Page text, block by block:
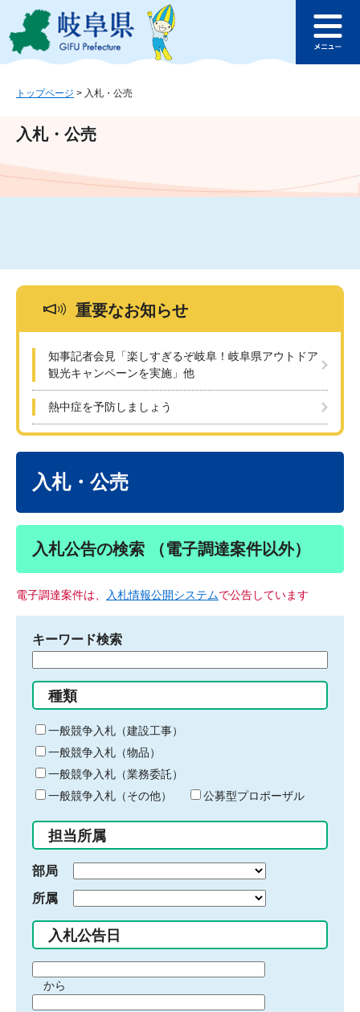
ジ
ュ
文
このページの本文へ
ュ
トップページ > 入札・公売
入札・公売
重要なお知らせ
知事記者会見「楽しすぎるぞ岐阜！岐阜県アウトドア
観光キャンペーンを実施」他
熱中症を予防しましょう
入札・公売
入札公告の検索 （電子調達案件以外）
電子調達案件は、 入札情報公開システムで公告しています
キーワード検索
る
キ
ー
ワ
ー
ド
入
力
種類
一般競争入札（建設工事）
一般競争入札（物品）
一般競争入札（業務委託）
一般競争入札（その他）
公募型プロポーザル
担当所属
部局
所属
入札公告日
間から